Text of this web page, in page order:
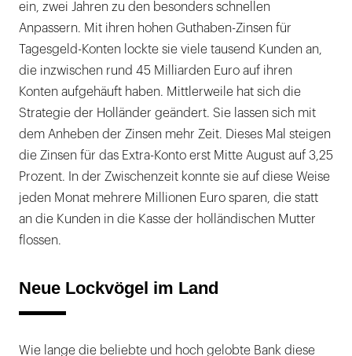
ein, zwei Jahren zu den besonders schnellen
Anpassern. Mit ihren hohen Guthaben-Zinsen für
Tagesgeld-Konten lockte sie viele tausend Kunden an,
die inzwischen rund 45 Milliarden Euro auf ihren
Konten aufgehäuft haben. Mittlerweile hat sich die
Strategie der Holländer geändert. Sie lassen sich mit
dem Anheben der Zinsen mehr Zeit. Dieses Mal steigen
die Zinsen für das Extra-Konto erst Mitte August auf 3,25
Prozent. In der Zwischenzeit konnte sie auf diese Weise
jeden Monat mehrere Millionen Euro sparen, die statt
an die Kunden in die Kasse der holländischen Mutter
flossen.
Neue Lockvögel im Land
Wie lange die beliebte und hoch gelobte Bank diese